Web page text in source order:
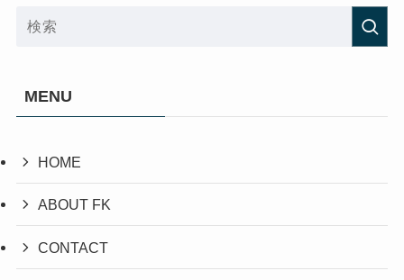
MENU
HOME
ABOUT FK
CONTACT